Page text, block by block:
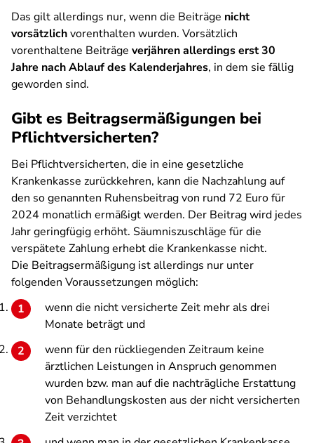
Das gilt allerdings nur, wenn die Beiträge nicht
vorsätzlichvorenthalten wurden. Vorsätzlich
vorenthaltene Beiträge verjähren allerdings erst 30
Jahre nach Ablauf des Kalenderjahres, in dem sie fällig
geworden sind.
Gibt es Beitragsermäßigungen bei
Pflichtversicherten?
Bei Pflichtversicherten, die in eine gesetzliche
Krankenkasse zurückkehren, kann die Nachzahlung auf
den so genannten Ruhensbeitrag von rund 72 Euro für
2024 monatlich ermäßigt werden. Der Beitrag wird jedes
Jahr geringfügig erhöht. Säumniszuschläge für die
verspätete Zahlung erhebt die Krankenkasse nicht.
Die Beitragsermäßigung ist allerdings nur unter
folgenden Voraussetzungen möglich:
wenn die nicht versicherte Zeit mehr als drei
Monate beträgt und
wenn für den rückliegenden Zeitraum keine
ärztlichen Leistungen in Anspruch genommen
wurden bzw. man auf die nachträgliche Erstattung
von Behandlungskosten aus der nicht versicherten
Zeit verzichtet